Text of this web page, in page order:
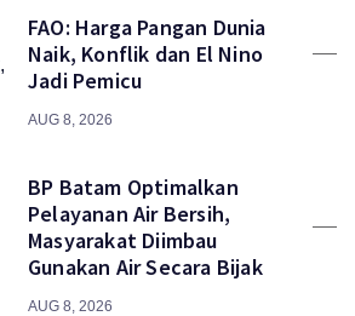
FAO: Harga Pangan Dunia
Naik, Konflik dan El Nino
Jadi Pemicu
AUG 8, 2026
BP Batam Optimalkan
Pelayanan Air Bersih,
Masyarakat Diimbau
Gunakan Air Secara Bijak
AUG 8, 2026